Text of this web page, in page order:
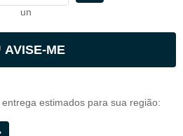
un
AVISE-ME
estimados para sua região: